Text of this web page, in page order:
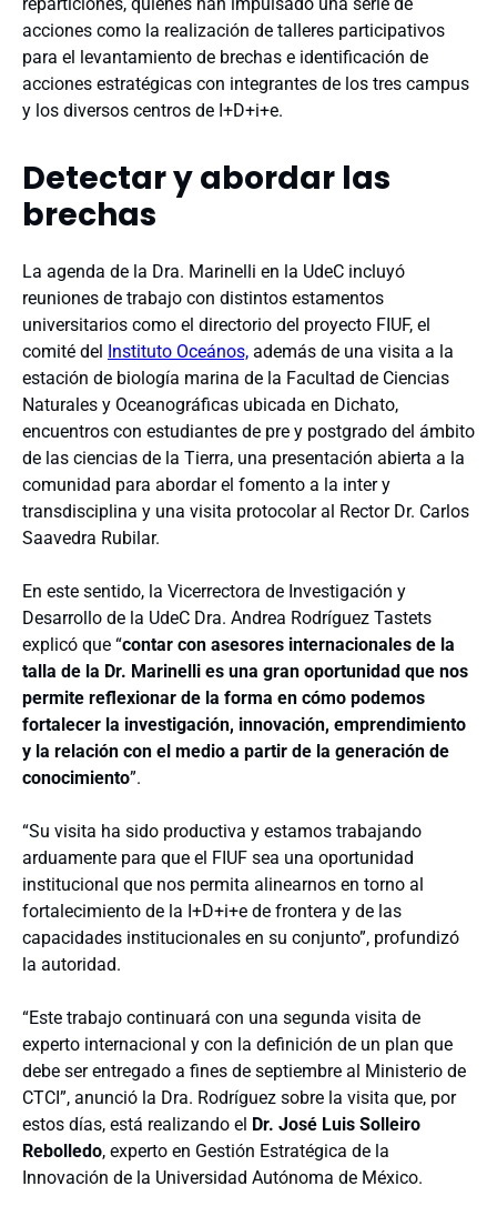
acciones como la realización de talleres participativos
para el levantamiento de brechas e identificación de
acciones estratégicas con integrantes de los tres campus
y los diversos centros de I+D+i+e.
Detectar y abordar las
brechas
La agenda de la Dra. Marinelli en la UdeC incluyó
reuniones de trabajo con distintos estamentos
universitarios como el directorio del proyecto FIUF, el
comité del
Instituto Oceános, además de una visita a la
estación de biología marina de la Facultad de Ciencias
Naturales y Oceanográficas ubicada en Dichato,
encuentros con estudiantes de pre y postgrado del ámbito
de las ciencias de la Tierra, una presentación abierta a la
comunidad para abordar el fomento a la inter y
transdisciplina y una visita protocolar al Rector Dr. Carlos
Saavedra Rubilar.
En este sentido, la Vicerrectora de Investigación y
Desarrollo de la UdeC Dra. Andrea Rodríguez Tastets
explicó que “contar con asesores internacionales de la
talla de la Dr. Marinelli es una gran oportunidad que nos
permite reflexionar de la forma en cómo podemos
fortalecer la investigación, innovación, emprendimiento
y la relación con el medio a partir de la generación de
conocimiento”.
“Su visita ha sido productiva y estamos trabajando
arduamente para que el FIUF sea una oportunidad
institucional que nos permita alinearnos en torno al
fortalecimiento de la I+D+i+e de frontera y de las
capacidades institucionales en su conjunto”, profundizó
la autoridad.
“Este trabajo continuará con una segunda visita de
experto internacional y con la definición de un plan que
debe ser entregado a fines de septiembre al Ministerio de
CTCI”, anunció la Dra. Rodríguez sobre la visita que, por
estos días, está realizando el Dr. José Luis Solleiro
Rebolledo, experto en Gestión Estratégica de la
Innovación de la Universidad Autónoma de México.